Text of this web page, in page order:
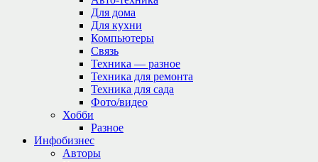
Для дома
Для кухни
Компьютеры
Связь
Техника — разное
Техника для ремонта
Техника для сада
Фото/видео
Хобби
Разное
Инфобизнес
Авторы